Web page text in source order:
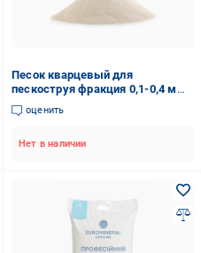
Песок кварцевый для
пескоструя фракция 0,1-0,4 мм
25 кг (1560946774)
оценить
Нет в наличии